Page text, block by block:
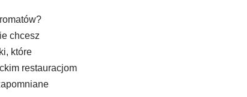
chcesz
które
restauracjom